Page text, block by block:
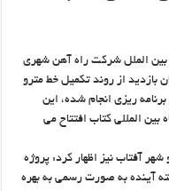
بین الملل شرکت راه آهن شهری
بازدید از روند تکمیل خط مترو
ریزی انجام شده، این
بین المللی کتاب افتتاح می
آفتاب نیز اظهار کرد: پروژه
آینده به صورت رسمی به بهره